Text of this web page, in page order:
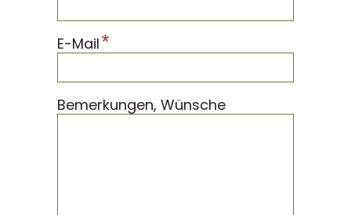
E-Mail*
Bemerkungen, Wünsche